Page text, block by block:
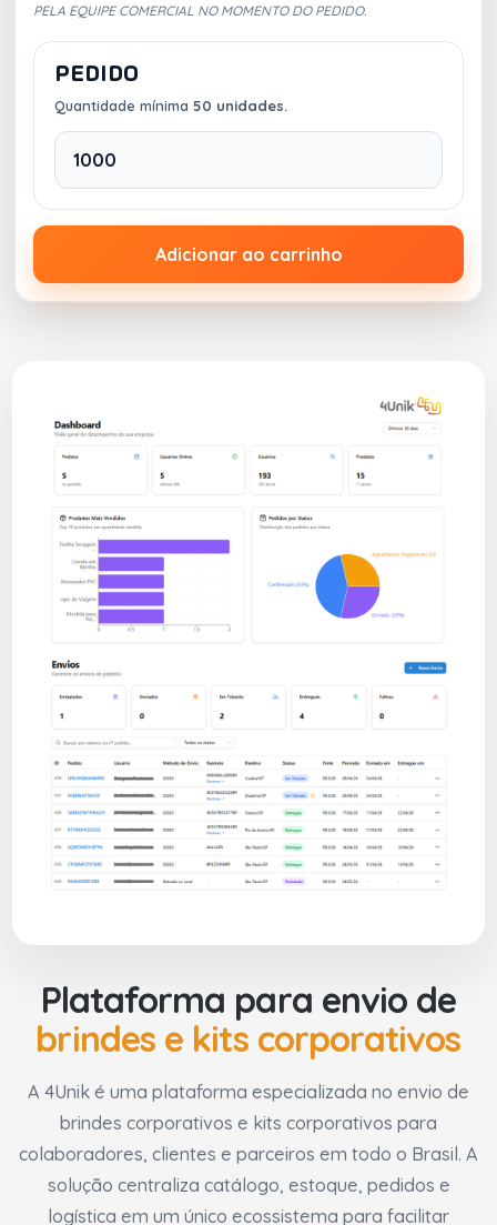
PELA EQUIPE COMERCIAL NO MOMENTO DO PEDIDO.
PEDIDO
Quantidade mínima 50 unidades.
Adicionar ao carrinho
Plataforma para envio de
brindes e kits corporativos
A 4Unik é uma plataforma especializada no envio de
brindes corporativos e kits corporativos para
colaboradores, clientes e parceiros em todo o Brasil. A
solução centraliza catálogo, estoque, pedidos e
logística em um único ecossistema para facilitar